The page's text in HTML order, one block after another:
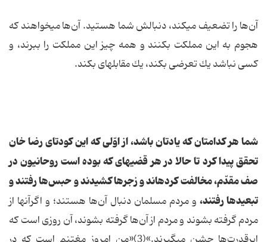
آن‌ها را تضعیف مى‏كند، دنبالش شما هستید. آن‌ها مى‏خواهند كه
هجوم به این مملكت بكنند و همه چیز این مملكت را ببرند، و
كسى نباشد یك تعرضى بكند، یك مقابله‏اى بكند.
شما هر كدامتان كه یادتان باشد، از اوّلى كه این كودتاى رضا خان
تحقق پیدا كرد تا حالا در هر قضیه‏اى كه بوده است روحانیون در
صف مقدّم، مخالفت كرده‏اند و زجرها كشیدند و حبس‌ها رفتند و
تبعیدها رفتند، و مردم مسلمان دنبال آن‌ها هستند؛ و اگرآنها از
مردم گرفته بشوند و مردم از آن‌ها گرفته بشوند، آن روزى است كه